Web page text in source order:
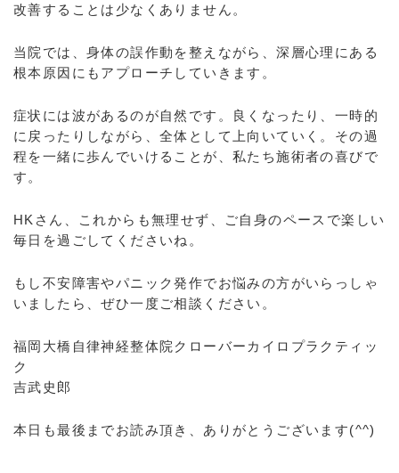
改善することは少なくありません。
当院では、身体の誤作動を整えながら、深層心理にある
根本原因にもアプローチしていきます。
症状には波があるのが自然です。良くなったり、一時的
に戻ったりしながら、全体として上向いていく。その過
程を一緒に歩んでいけることが、私たち施術者の喜びで
す。
HKさん、これからも無理せず、ご自身のペースで楽しい
毎日を過ごしてくださいね。
もし不安障害やパニック発作でお悩みの方がいらっしゃ
いましたら、ぜひ一度ご相談ください。
福岡大橋自律神経整体院クローバーカイロプラクティッ
ク
吉武史郎
本日も最後までお読み頂き、ありがとうございます(^^)